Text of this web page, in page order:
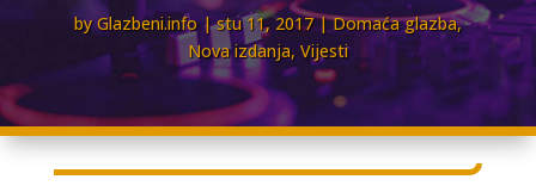
byGlazbeni.info stu 11, 2017 Domaća glazba,
Nova izdanja, Vijesti